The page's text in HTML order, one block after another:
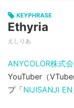
KEYPHRASE
Ethyria
えしりあ
ANYCOLOR株式
YouTuber（
プ「NIJISANJI EN